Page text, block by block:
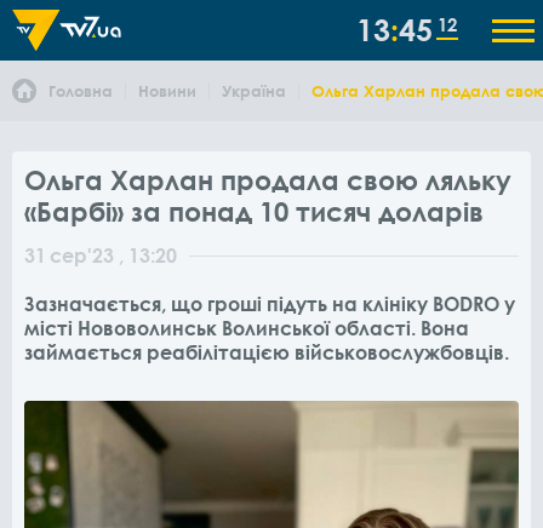
13 45 12
Головна Новини Україна Ольга Харлан продала свою
Ольга Харлан продала свою ляльку
«Барбі» за понад 10 тисяч доларів
31 сер'23 , 13:20
Зазначається, що гроші підуть на клініку BODRO у
місті Нововолинськ Волинської області. Вона
займається реабілітацією військовослужбовців.